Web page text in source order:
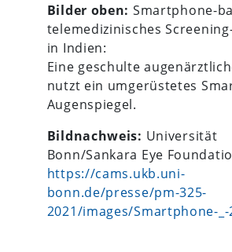
Bilder oben: Smartphone-
telemedizinisches
in Indien:
Eine geschulte
nutzt ein umgerüstetes
Augenspiegel.
Bildnachweis: Universität
Bonn/Sankara Eye
https://cams.ukb.uni-
bonn.de/presse/pm-325-
2021/images/Smartphone-_-